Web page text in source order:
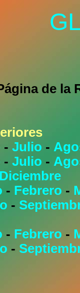
de la
- Julio -
- Julio -
Diciembre
- Febrero -
-
- Febrero -
-